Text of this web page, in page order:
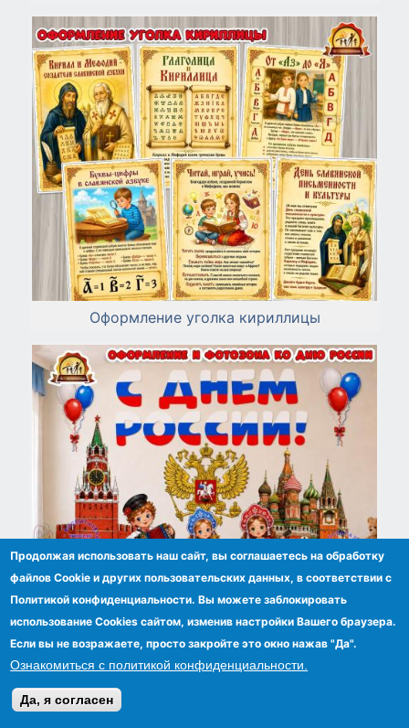
Оформление уголка кириллицы
Оформление и фотозона ко дню России
Продолжая использовать наш сайт, вы соглашаетесь на обработку
файлов Сookie и других пользовательских данных, в соответствии с
Политикой конфиденциальности. Вы можете заблокировать
использование Cookies сайтом, изменив настройки Вашего браузера.
Если вы не возражаете, просто закройте это окно нажав "Да".
Ознакомиться с политикой конфиденциальности.
Да, я согласен